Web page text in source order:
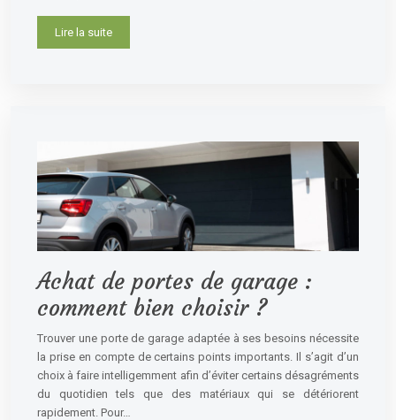
Lire la suite
Achat de portes de garage :
comment bien choisir ?
Trouver une porte de garage adaptée à ses besoins nécessite
la prise en compte de certains points importants. Il s’agit d’un
choix à faire intelligemment afin d’éviter certains désagréments
du quotidien tels que des matériaux qui se détériorent
rapidement. Pour…